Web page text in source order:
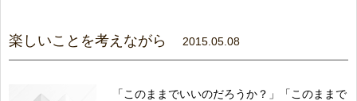
楽しいことを考えながら 2015.05.08
「このままでいいのだろうか？」「このままで